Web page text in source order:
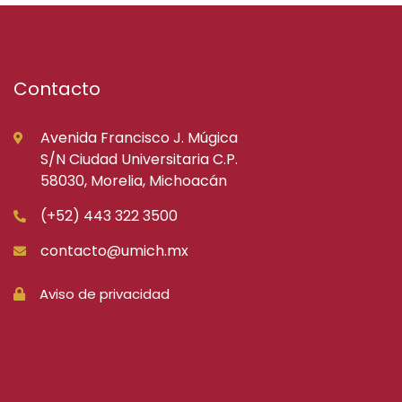
Contacto
Avenida Francisco J. Múgica
S/N Ciudad Universitaria C.P.
58030, Morelia, Michoacán
(+52) 443 322 3500
contacto@umich.mx
Aviso de privacidad